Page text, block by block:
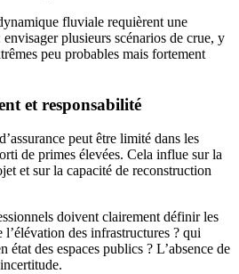
fluviale requièrent une
plusieurs scénarios de crue, y
peu probables mais fortement
et responsabilité
peut être limité dans les
de primes élevées. Cela influe sur la
et sur la capacité de reconstruction
doivent clairement définir les
des infrastructures ? qui
état des espaces publics ? L’absence de